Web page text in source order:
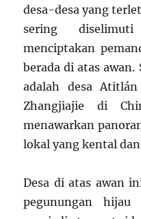
desa-desa yang
sering
menciptakan
berada di atas
adalah desa
Zhangjiajie di
menawarkan
lokal yang kental
Desa di atas awan
pegunungan